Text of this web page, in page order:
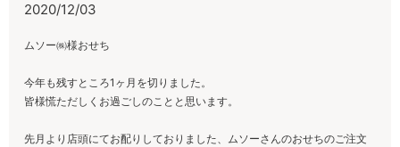
2020/12/03
ムソー㈱様おせち
今年も残すところ1ヶ月を切りました。
皆様慌ただしくお過ごしのことと思います。
先月より店頭にてお配りしておりました、ムソーさんのおせちのご注文